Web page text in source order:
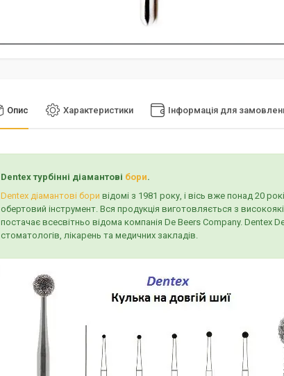
Опис Характеристики Інформація для
Dentex турбінні діамантові бори.
Dentex діамантові бори відомі з 1981 року, і вісь вже понад 20
обертовий інструмент. Вся продукція виготовляється з
постачає всесвітньо відома компанія De Beers Company.
стоматологів, лікарень та медичних закладів.